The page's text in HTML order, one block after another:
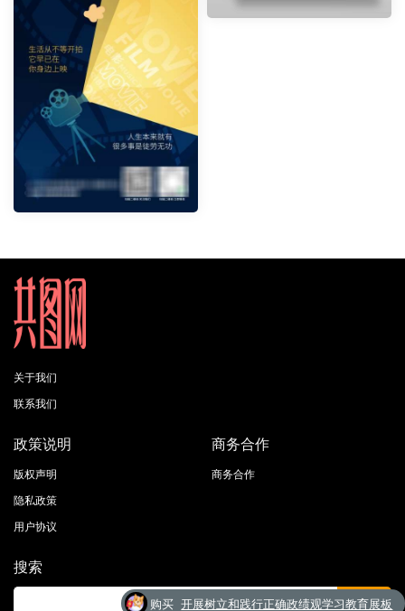
关于我们
联系我们
政策说明
版权声明
隐私政策
用户协议
商务合作
商务合作
搜索
购买 开展树立和践行正确政绩观学习教育展板